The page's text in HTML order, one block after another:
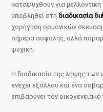
καταψυχθούν για
υποβληθεί στηδιαδικασία
χορήγηση ορμονικών
σήμερα ασφαλής, αλλά
ψυχική.
Η διαδικασία της λήψης των
ενέχει εξάλλου και ένα
επιβαρύνει τον